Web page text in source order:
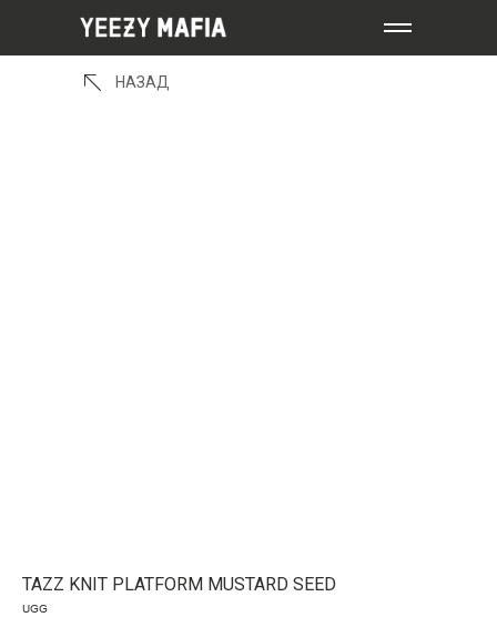
НАЗАД
TAZZ KNIT PLATFORM MUSTARD SEED
UGG